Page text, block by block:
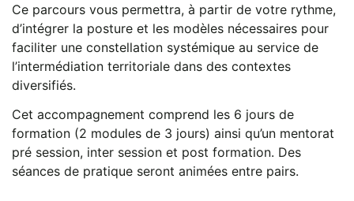
Ce parcours vous permettra, à partir de votre rythme,
d’intégrer la posture et les modèles nécessaires pour
faciliter une constellation systémique au service de
l’intermédiation territoriale dans des contextes
diversifiés.
Cet accompagnement comprend les 6 jours de
formation (2 modules de 3 jours) ainsi qu’un mentorat
pré session, inter session et post formation. Des
séances de pratique seront animées entre pairs.